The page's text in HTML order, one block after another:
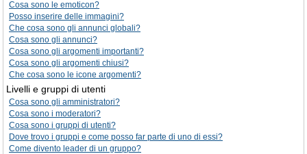
Cosa sono le emoticon?
Posso inserire delle immagini?
Che cosa sono gli annunci globali?
Cosa sono gli annunci?
Cosa sono gli argomenti importanti?
Cosa sono gli argomenti chiusi?
Che cosa sono le icone argomenti?
Livelli e gruppi di utenti
Cosa sono gli amministratori?
Cosa sono i moderatori?
Cosa sono i gruppi di utenti?
Dove trovo i gruppi e come posso far parte di uno di essi?
Come divento leader di un gruppo?